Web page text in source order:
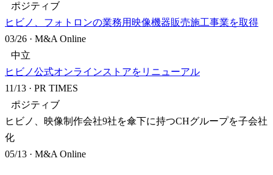
ポジティブ
ヒビノ、フォトロンの業務用映像機器販売施工事業を取得
03/26 · M&A Online
中立
ヒビノ公式オンラインストアをリニューアル
11/13 · PR TIMES
ポジティブ
ヒビノ、映像制作会社9社を傘下に持つCHグループを子会社
化
05/13 · M&A Online